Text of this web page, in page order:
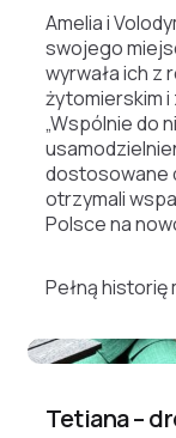
Amelia i
swojego
wyrwała ich z
żytomierskim i
„Wspólnie do
dostosowane
otrzymali
Polsce na
Pełną historię
Tetiana –